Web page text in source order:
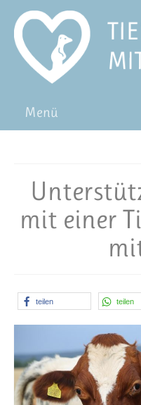
Menü
Pat*in werden
Patenschaft verschenken
mit einer
teilen teilen